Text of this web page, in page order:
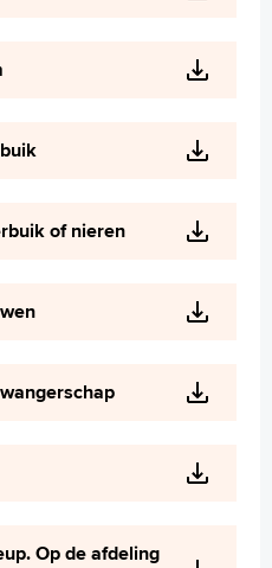
of nieren
Op de afdeling